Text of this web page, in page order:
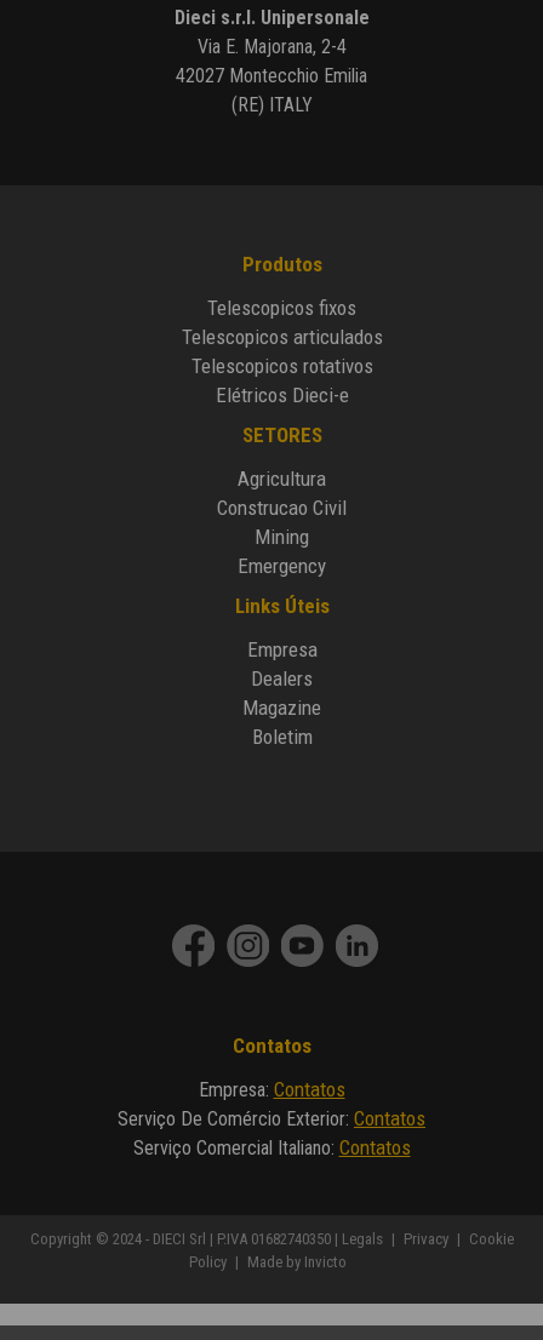
Dieci s.r.l. Unipersonale
Via E. Majorana, 2-4
42027 Montecchio Emilia
(RE) ITALY
Produtos
Telescopicos fixos
Telescopicos articulados
Telescopicos rotativos
Elétricos Dieci-e
SETORES
Agricultura
Construcao Civil
Mining
Emergency
Links Úteis
Empresa
Dealers
Magazine
Boletim
Contatos
Empresa: Contatos
Serviço De Comércio Exterior: Contatos
Serviço Comercial Italiano: Contatos
Copyright © 2024 - DIECI Srl | P.IVA 01682740350 | Legals | Privacy | Cookie
Policy | Made by Invicto